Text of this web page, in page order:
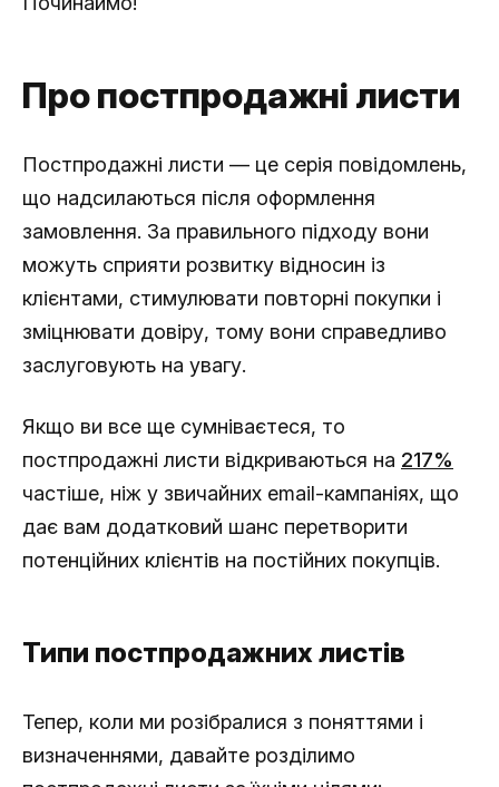
Про постпродажні листи
Постпродажні листи — це серія повідомлень,
що надсилаються після оформлення
замовлення. За правильного підходу вони
можуть сприяти розвитку відносин із
клієнтами, стимулювати повторні покупки і
зміцнювати довіру, тому вони справедливо
заслуговують на увагу.
Якщо ви все ще сумніваєтеся, то
постпродажні листи відкриваються на 217%
частіше, ніж у звичайних email-кампаніях, що
дає вам додатковий шанс перетворити
потенційних клієнтів на постійних покупців.
Типи постпродажних листів
Тепер, коли ми розібралися з поняттями і
визначеннями, давайте розділимо